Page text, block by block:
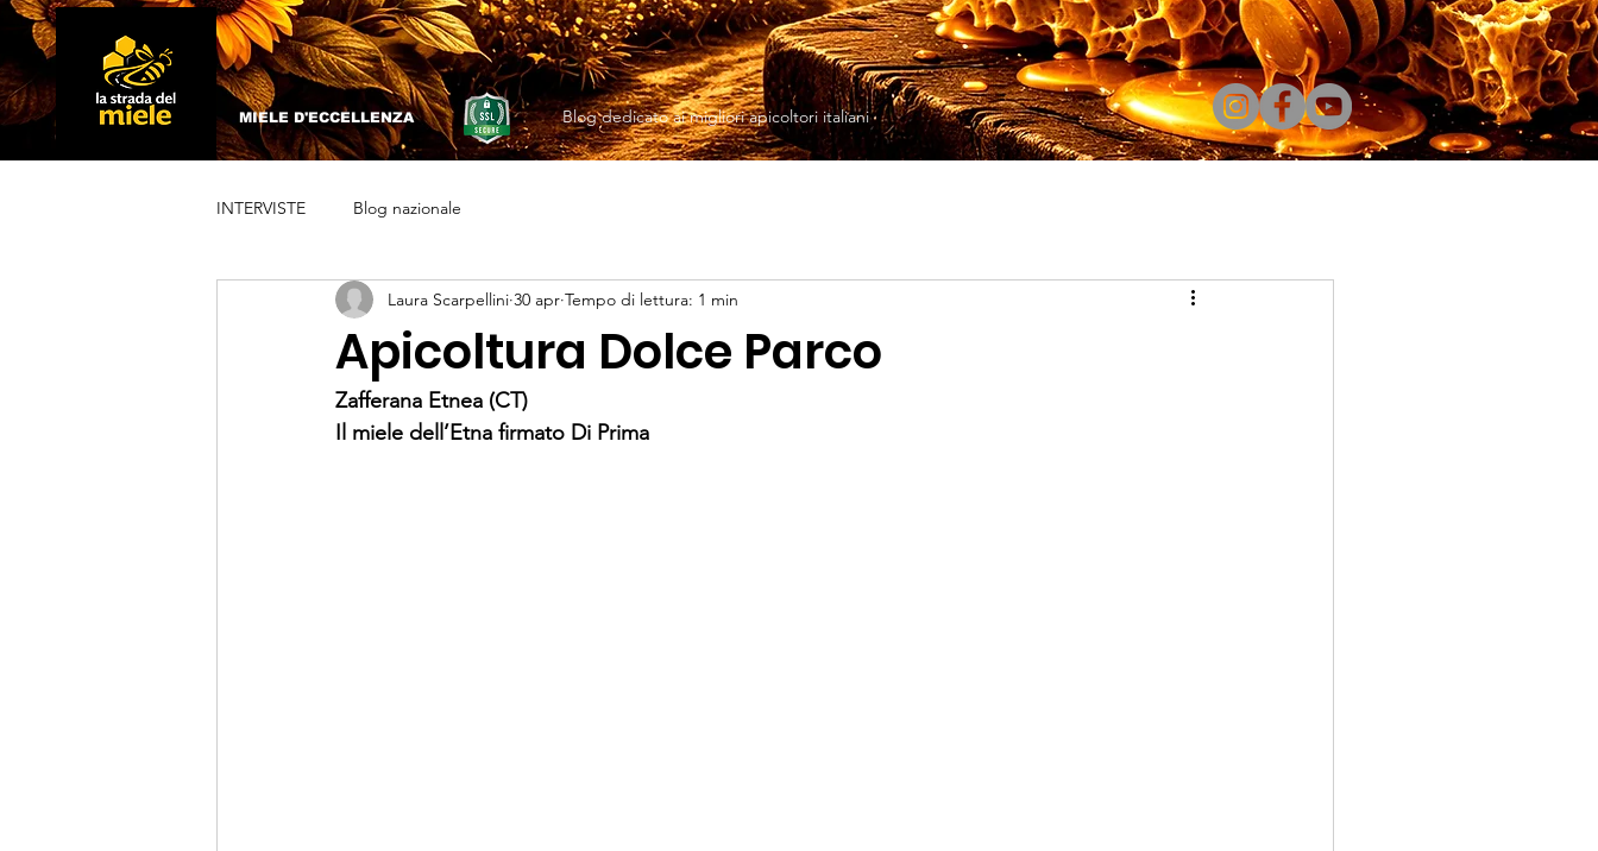
Blog dedicato ai migliori apicoltori italiani
MIELE D'ECCELLENZA
INTERVISTE Blog nazionale
Apicoltura Dolce Parco
Laura Scarpellini 30 apr Tempo di lettura: 1 min
Zafferana Etnea (CT)
Il miele dell’Etna firmato Di Prima